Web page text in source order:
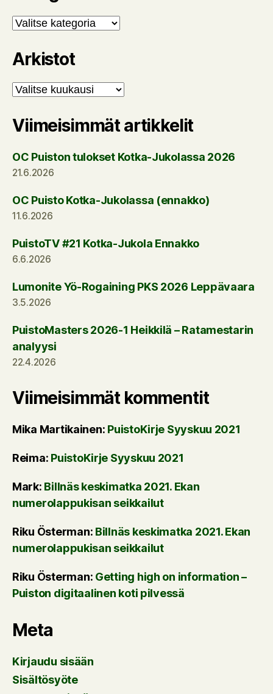
Kategoriat
Arkistot
Arkistot
Viimeisimmät artikkelit
OC Puiston tulokset Kotka-Jukolassa 2026
21.6.2026
OC Puisto Kotka-Jukolassa (ennakko)
11.6.2026
PuistoTV #21 Kotka-Jukola Ennakko
6.6.2026
Lumonite Yö-Rogaining PKS 2026 Leppävaara
3.5.2026
PuistoMasters 2026-1 Heikkilä – Ratamestarin
analyysi
22.4.2026
Viimeisimmät kommentit
Mika Martikainen: PuistoKirje Syyskuu 2021
Reima: PuistoKirje Syyskuu 2021
Mark: Billnäs keskimatka 2021. Ekan
numerolappukisan seikkailut
Riku Österman: Billnäs keskimatka 2021. Ekan
numerolappukisan seikkailut
Riku Österman: Getting high on information –
Puiston digitaalinen koti pilvessä
Meta
Kirjaudu sisään
Sisältösyöte